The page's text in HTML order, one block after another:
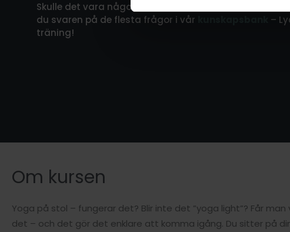
Skulle det vara något som är oklart eller som du
du svaren på de flesta frågor i vår
–
träning!
Om kursen
Yoga på stol – fungerar det? Blir inte det ”yoga light”? Får
det – och det gör det enklare att komma igång. Du sitter på